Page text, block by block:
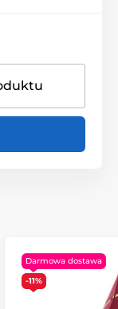
Darmowa dostawa
-11%